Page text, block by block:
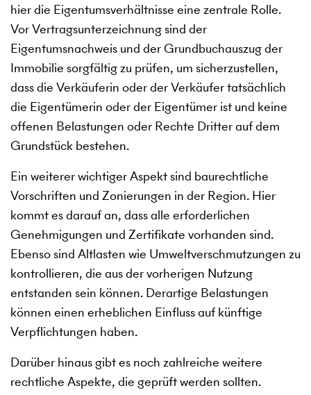
hier die Eigentumsverhältnisse eine zentrale Rolle.
Vor Vertragsunterzeichnung sind der
Eigentumsnachweis und der Grundbuchauszug der
Immobilie sorgfältig zu prüfen, um sicherzustellen,
dass die Verkäuferin oder der Verkäufer tatsächlich
die Eigentümerin oder der Eigentümer ist und keine
offenen Belastungen oder Rechte Dritter auf dem
Grundstück bestehen.
Ein weiterer wichtiger Aspekt sind baurechtliche
Vorschriften und Zonierungen in der Region. Hier
kommt es darauf an, dass alle erforderlichen
Genehmigungen und Zertifikate vorhanden sind.
Ebenso sind Altlasten wie Umweltverschmutzungen zu
kontrollieren, die aus der vorherigen Nutzung
entstanden sein können. Derartige Belastungen
können einen erheblichen Einfluss auf künftige
Verpflichtungen haben.
Darüber hinaus gibt es noch zahlreiche weitere
rechtliche Aspekte, die geprüft werden sollten.